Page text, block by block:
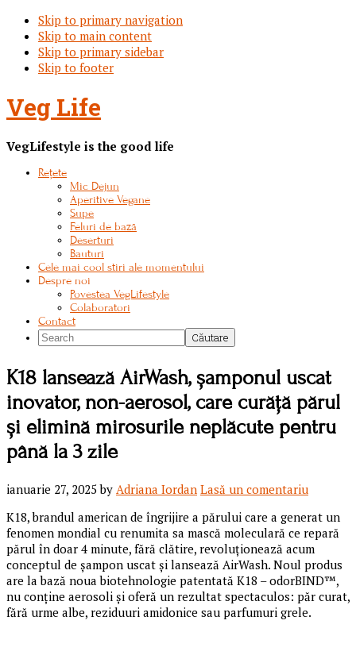
Skip to primary navigation
Skip to main content
Skip to primary sidebar
Skip to footer
Veg Life
VegLifestyle is the good life
Rețete
Mic Dejun
Aperitive Vegane
Supe
Feluri de bază
Deserturi
Bauturi
Cele mai cool stiri ale momentului
Despre noi
Povestea VegLifestyle
Colaboratori
Contact
Search
K18 lansează AirWash, șamponul uscat
inovator, non-aerosol, care curăță părul
și elimină mirosurile neplăcute pentru
până la 3 zile
ianuarie 27, 2025by Adriana Iordan Lasă un comentariu
K18, brandul american de îngrijire a părului care a generat un
fenomen mondial cu renumita sa mască moleculară ce repară
părul în doar 4 minute, fără clătire, revoluţionează acum
conceptul de șampon uscat și lansează AirWash. Noul produs
are la bază noua biotehnologie patentată K18 – odorBIND™,
nu conține aerosoli și oferă un rezultat spectaculos: păr curat,
fără urme albe, reziduuri amidonice sau parfumuri grele.